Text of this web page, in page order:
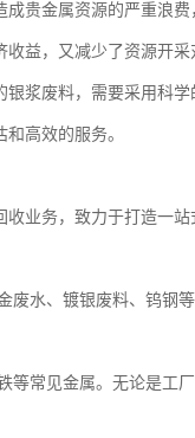
贵金属资源的严重浪
益，又减少了资源开采
浆废料，需要采用科
高效的服务。
业务，致力于打造一
水、镀银废料、钨钢
等常见金属。无论是工